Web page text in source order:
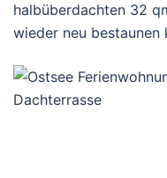
halbüberdachten 32
wieder neu bestaunen